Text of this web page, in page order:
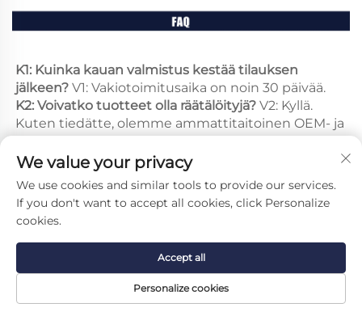
K1: Kuinka kauan valmistus kestää tilauksen
jälkeen? V1: Vakiotoimitusaika on noin 30 päivää.
K2: Voivatko tuotteet olla räätälöityjä? V2: Kyllä.
Kuten tiedätte, olemme ammattitaitoinen OEM- ja
suunnittelupiirustuksenne tai kertoa meille
ajatuksenne. Insinööritiimimme voi toteuttaa
toiveenne nopeasti.
K3: Voinko tilata näytteen?
välttämätön menettely kummallekin osapuolelle.
Näytetilaukset ovat tervetulleita laadun
testaamiseen ja tarkistamiseen. Toivomme
voivamme luoda pitkäaikaista yhteistyötä, joka
We value your privacy
We use cookies and similar tools to provide our services.
If you don't want to accept all cookies, click Personalize
cookies.
Personalize cookies
Accept all